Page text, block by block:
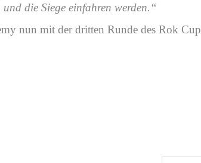
die Siege einfahren werden.“
nun mit der dritten Runde des Rok Cup